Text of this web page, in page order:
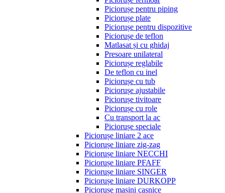
Piciorușe pentru piping
Piciorușe plate
Piciorușe pentru dispozitive
Piciorușe de teflon
Matlasat și cu ghidaj
Presoare unilateral
Piciorușe reglabile
De teflon cu inel
Piciorușe cu tub
Piciorușe ajustabile
Piciorușe tivitoare
Piciorușe cu role
Cu transport la ac
Piciorușe speciale
Piciorușe liniare 2 ace
Piciorușe liniare zig-zag
Piciorușe liniare NECCHI
Piciorușe liniare PFAFF
Piciorușe liniare SINGER
Piciorușe liniare DURKOPP
Piciorușe mașini casnice